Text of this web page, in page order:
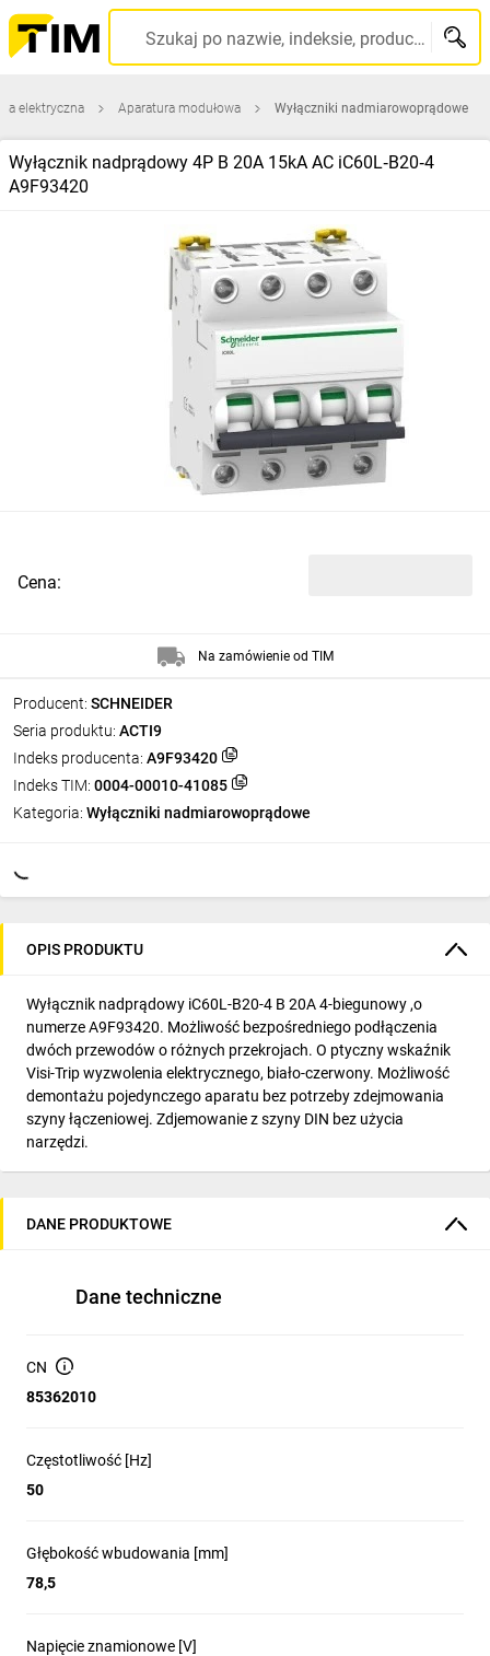
Szukaj po nazwie, indeksie, producencie, kodzie kreskowym...
elektryczna Aparatura modułowa Wyłączniki nadmiarowoprądowe
Wyłącznik nadprądowy 4P B 20A 15kA AC iC60L‑B20‑4
A9F93420
Producent: SCHNEIDER
Seria produktu: ACTI9
Indeks producenta: A9F93420
Indeks TIM: 0004-00010-41085
Kategoria: Wyłączniki nadmiarowoprądowe
Cena:
Na zamówienie od TIM
OPIS PRODUKTU
Wyłącznik nadprądowy iC60L-B20-4 B 20A 4-biegunowy ,o
numerze A9F93420. Możliwość bezpośredniego podłączenia
dwóch przewodów o różnych przekrojach. O ptyczny wskaźnik
Visi-Trip wyzwolenia elektrycznego, biało-czerwony. Możliwość
demontażu pojedynczego aparatu bez potrzeby zdejmowania
szyny łączeniowej. Zdjemowanie z szyny DIN bez użycia
narzędzi.
DANE PRODUKTOWE
Dane techniczne
CN
85362010
Częstotliwość [Hz]
50
Głębokość wbudowania [mm]
78,5
Napięcie znamionowe [V]